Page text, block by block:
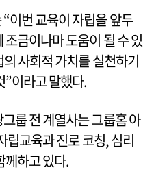
이번 교육이 자립을 앞두
금이나마 도움이 될 수 있
사회적 가치를 실천하기
”이라고 말했다.
룹 전 계열사는 그룹홈 아
립교육과 진로 코칭, 심리
께하고 있다.